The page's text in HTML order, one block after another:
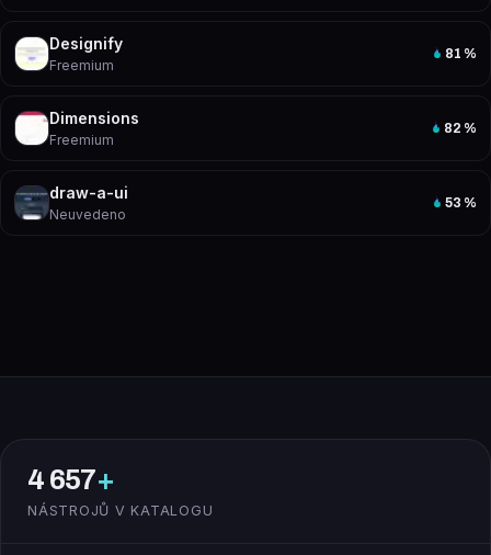
Designify
Freemium
81 %
Dimensions
Freemium
82 %
draw-a-ui
Neuvedeno
53 %
4 657+
NÁSTROJŮ V KATALOGU